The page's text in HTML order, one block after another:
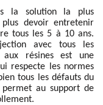
la solution la plus
devoir entretenir
tous les 5 à 10 ans.
avec tous les
aux résines est une
respecte les normes
tous les défauts du
au support de